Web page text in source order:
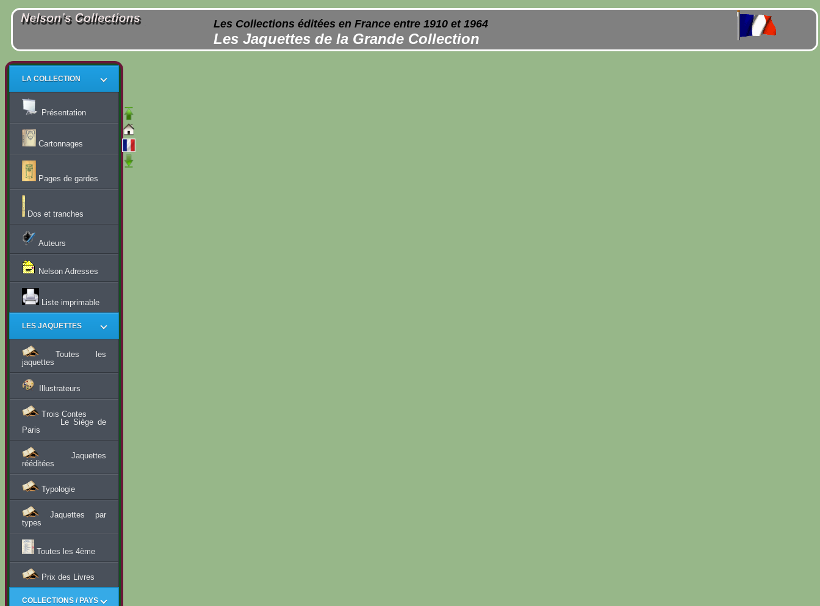
Les Collections éditées en France entre 1910 et 1964
Les Jaquettes de la Grande Collection
LA COLLECTION
Présentation
Cartonnages
Pages de gardes
Dos et tranches
Auteurs
Nelson Adresses
Liste imprimable
LES JAQUETTES
Toutes les
jaquettes
Illustrateurs
Trois Contes
Le Siège de
Paris
Jaquettes
rééditées
Typologie
Jaquettes par
types
Toutes les 4ème
Prix des Livres
COLLECTIONS / PAYS